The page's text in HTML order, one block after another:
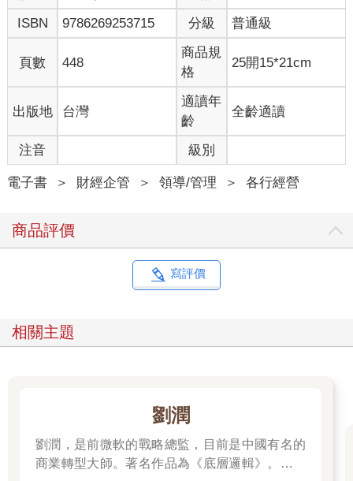
顯示，菸草公司正刻意把香菸設計成會上癮的產品。
這次的焦點，不再只是圍繞在香菸是否導致心血管疾病或癌症。
因為業者過去辯稱，如果成年人明知風險但仍選擇抽菸，那不能
怪到菸草公司頭上。但是新披露的研究引發一個新問題：抽菸的
人，真的有選擇嗎？如果他們之所以抽菸，是因為業者在香菸中
添加了成癮性毒品尼古丁呢？
有證人指控，菸草公司為了讓抽菸的人上癮，在產品中加入足夠
劑量的尼古丁，在菸草中添加氨，讓藥效更強。他們種植高尼古
丁含量的菸草，並混合不同菸葉來達到理想的尼古丁水準。一家
菸草公司祕密研究過尼古丁的藥理學，知道沒有尼古丁，人們就
不會吸菸。「一包香菸，就是一個儲存尼古丁的容器。」菸草公
司菲利普莫里斯（Philip Morris）一名研究員寫道：「每一根香
調查這起事件）來嚇阻媒體報導。
但為時已晚，風向已經轉了。
ISBN
9786269253715 分級 普通級
頁數 448
商品規
格
25開15*21cm
出版地 台灣
適讀年
齡
全齡適讀
注音 級別
電子書 ＞ 財經企管 ＞ 領導/管理 ＞ 各行經營
商品評價
寫評價
相關主題
劉潤
劉潤，是前微軟的戰略總監，目前是中國有名的
商業轉型大師。著名作品為《底層邏輯》。唯有